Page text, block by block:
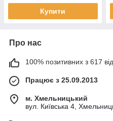
Купити
Про нас
100% позитивних з 617
Працює з 25.09.2013
м. Хмельницький
вул. Київська 4,